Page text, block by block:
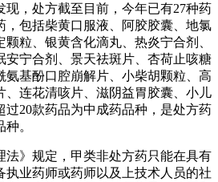
现，处方截至目前，今年已有27种药
，包括柴黄口服液、阿胶胶囊、地氯
粒、银黄含化滴丸、热炎宁合剂、
安宁合剂、景天祛斑片、杏荷止咳糖
氨基酚口腔崩解片、小柴胡颗粒、高
、连花清咳片、滋阴益胃胶囊、小儿
过20款药品为中成药品种，是处方药
。
法》规定，甲类非处方药只能在具有
执业药师或药师以及上技术人员的社